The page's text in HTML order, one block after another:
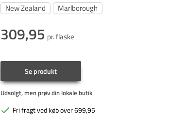
New Zealand Marlborough
309,95 pr. flaske
Se produkt
Udsolgt, men prøv din lokale butik
Fri fragt ved køb over 699,95